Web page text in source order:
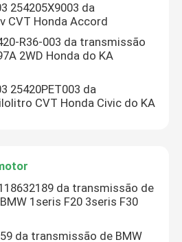
254205X9003 da
CVT Honda Accord
R36-003 da transmissão
2WD Honda do KA
25420PET003 da
CVT Honda Civic do KA
da transmissão de
1seris F20 3seris F30
da transmissão de BMW